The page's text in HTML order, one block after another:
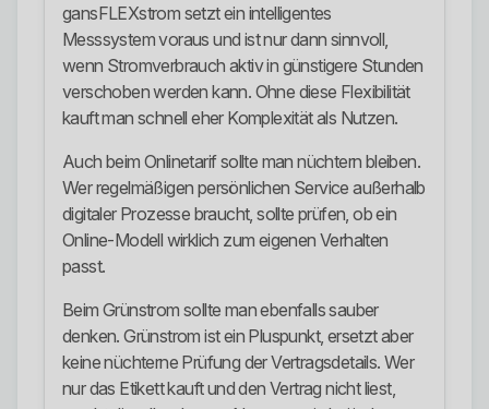
gansFLEXstrom setzt ein intelligentes
Messsystem voraus und ist nur dann sinnvoll,
wenn Stromverbrauch aktiv in günstigere Stunden
verschoben werden kann. Ohne diese Flexibilität
kauft man schnell eher Komplexität als Nutzen.
Auch beim Onlinetarif sollte man nüchtern bleiben.
Wer regelmäßigen persönlichen Service außerhalb
digitaler Prozesse braucht, sollte prüfen, ob ein
Online-Modell wirklich zum eigenen Verhalten
passt.
Beim Grünstrom sollte man ebenfalls sauber
denken. Grünstrom ist ein Pluspunkt, ersetzt aber
keine nüchterne Prüfung der Vertragsdetails. Wer
nur das Etikett kauft und den Vertrag nicht liest,